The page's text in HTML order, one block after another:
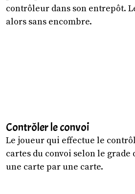
contrôleur dans son entrepôt.
alors sans encombre.
Contrôler le convoi
Le joueur qui effectue le
cartes du convoi selon le
une carte par une carte.